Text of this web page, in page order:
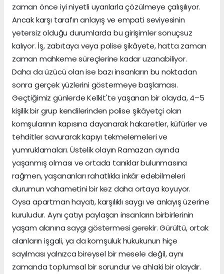
zaman önce iyi niyetli uyarılarla çözülmeye çalışılıyor.
Ancak karşı tarafın anlayış ve empati seviyesinin
yetersiz olduğu durumlarda bu girişimler sonuçsuz
kalıyor. İş, zabıtaya veya polise şikâyete, hatta zaman
zaman mahkeme süreçlerine kadar uzanabiliyor.
Daha da üzücü olan ise bazı insanların bu noktadan
sonra gerçek yüzlerini göstermeye başlaması.
Geçtiğimiz günlerde Kelkit'te yaşanan bir olayda, 4–5
kişilik bir grup kendilerinden polise şikâyetçi olan
komşularının kapısına dayanarak hakaretler, küfürler ve
tehditler savurarak kapıyı tekmelemeleri ve
yumruklamaları. Üstelik olayın Ramazan ayında
yaşanmış olması ve ortada tanıklar bulunmasına
rağmen, yaşananları rahatlıkla inkâr edebilmeleri
durumun vahametini bir kez daha ortaya koyuyor.
Oysa apartman hayatı, karşılıklı saygı ve anlayış üzerine
kuruludur. Aynı çatıyı paylaşan insanların birbirlerinin
yaşam alanına saygı göstermesi gerekir. Gürültü, ortak
alanların işgali, ya da komşuluk hukukunun hiçe
sayılması yalnızca bireysel bir mesele değil, aynı
zamanda toplumsal bir sorundur ve ahlaki bir olaydır.